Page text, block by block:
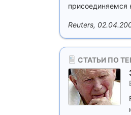
присоединяемся
Reuters,
СТАТЬИ ПО